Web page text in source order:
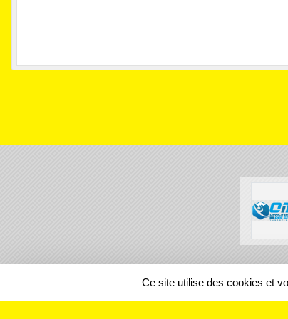
REGIONS
Ce site utilise des cookies et